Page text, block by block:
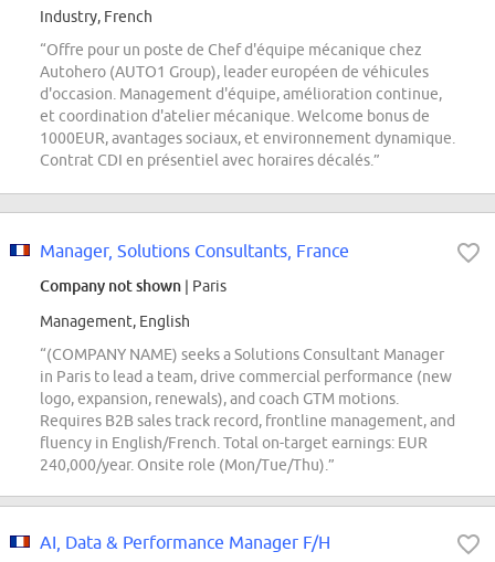
Industry, French
“Offre pour un poste de Chef d'équipe mécanique chez
Autohero (AUTO1 Group), leader européen de véhicules
d'occasion. Management d'équipe, amélioration continue,
et coordination d'atelier mécanique. Welcome bonus de
1000EUR, avantages sociaux, et environnement dynamique.
Contrat CDI en présentiel avec horaires décalés.”
Manager, Solutions Consultants, France
Company not shown | Paris
Management, English
“(COMPANY NAME) seeks a Solutions Consultant Manager
in Paris to lead a team, drive commercial performance (new
logo, expansion, renewals), and coach GTM motions.
Requires B2B sales track record, frontline management, and
fluency in English/French. Total on-target earnings: EUR
240,000/year. Onsite role (Mon/Tue/Thu).”
AI, Data & Performance Manager F/H